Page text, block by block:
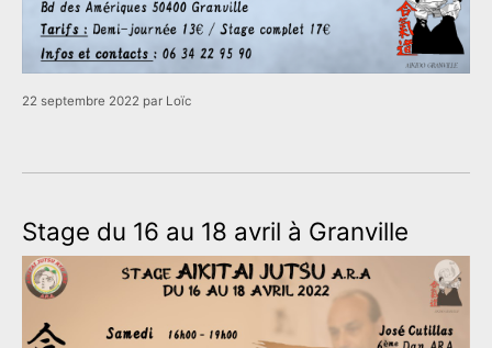
22 septembre 2022 par Loïc
Stage du 16 au 18 avril à Granville